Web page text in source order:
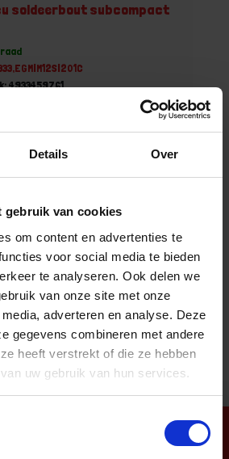
Details Over
gebruik van cookies
om content en advertenties te
voor social media te bieden
te analyseren. Ook delen we
van onze site met onze
adverteren en analyse. Deze
gegevens combineren met andere
heeft verstrekt of die ze hebben
uw gebruik van hun services.
soldeerbout subcompact
4933459761
+
tonen